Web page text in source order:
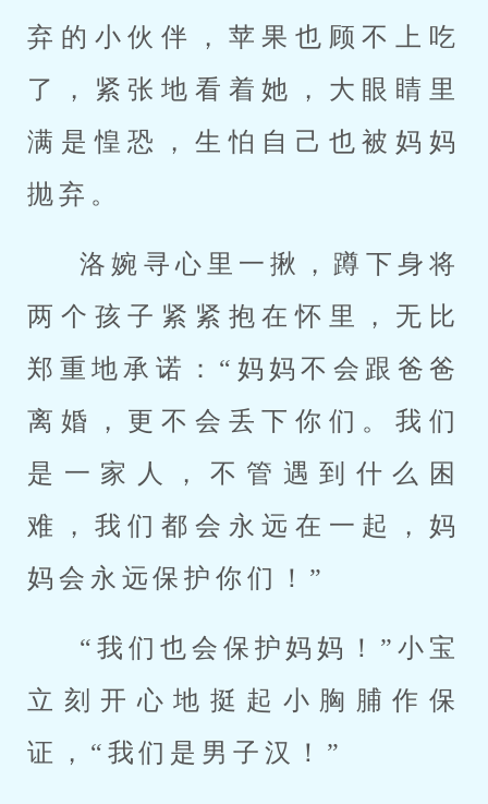
弃的小伙伴，苹果也顾不上吃
了，紧张地看着她，大眼睛里
满是惶恐，生怕自己也被妈妈
抛弃。
洛婉寻心里一揪，蹲下身将
两个孩子紧紧抱在怀里，无比
郑重地承诺：“妈妈不会跟爸爸
离婚，更不会丢下你们。我们
是一家人，不管遇到什么困
难，我们都会永远在一起，妈
妈会永远保护你们！”
“我们也会保护妈妈！”小宝
立刻开心地挺起小胸脯作保
证，“我们是男子汉！”